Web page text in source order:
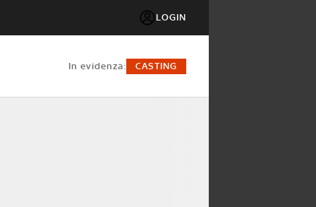
LOGIN
in evidenza: CASTING